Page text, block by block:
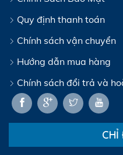
Quy định thanh toán
Chính sách vận chuyển
Hướng dẫn mua hàng
Chính sách đổi trả và
CHỈ